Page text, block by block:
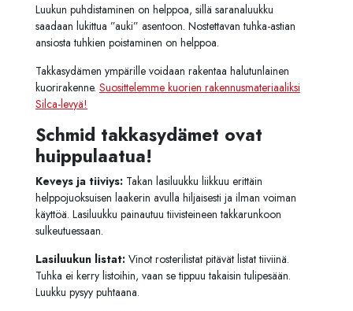
Luukun puhdistaminen on helppoa, sillä saranaluukku
saadaan lukittua ”auki” asentoon. Nostettavan tuhka-astian
ansiosta tuhkien poistaminen on helppoa.
Takkasydämen ympärille voidaan rakentaa halutunlainen
kuorirakenne. Suosittelemme kuorien rakennusmateriaaliksi
Silca-levyä!
Schmid takkasydämet ovat
huippulaatua!
Keveys ja tiiviys: Takan lasiluukku liikkuu erittäin
helppojuoksuisen laakerin avulla hiljaisesti ja ilman voiman
käyttöä. Lasiluukku painautuu tiivisteineen takkarunkoon
sulkeutuessaan.
Lasiluukun listat: Vinot rosterilistat pitävät listat tiiviinä.
Tuhka ei kerry listoihin, vaan se tippuu takaisin tulipesään.
Luukku pysyy puhtaana.